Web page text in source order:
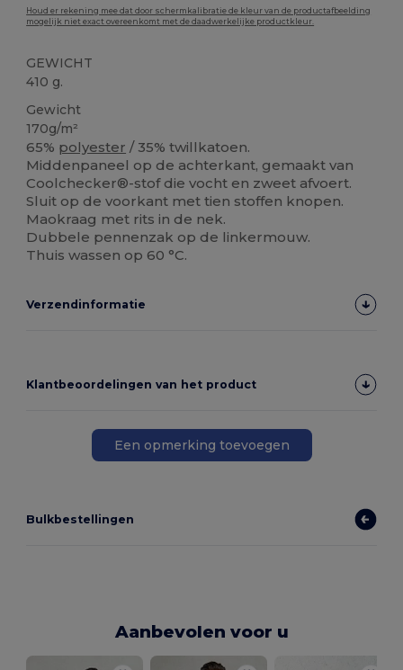
Houd er rekening mee dat door schermkalibratie de kleur van de productafbeelding
mogelijk niet exact overeenkomt met de daadwerkelijke productkleur.
GEWICHT
410 g.
Gewicht
170g/m²
65% polyester / 35% twillkatoen.
Middenpaneel op de achterkant, gemaakt van
Coolchecker®-stof die vocht en zweet afvoert.
Sluit op de voorkant met tien stoffen knopen.
Maokraag met rits in de nek.
Dubbele pennenzak op de linkermouw.
Thuis wassen op 60 °C.
Verzendinformatie
Klantbeoordelingen van het product
Een opmerking toevoegen
Bulkbestellingen
Aanbevolen voor u